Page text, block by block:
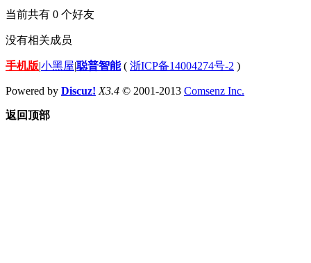
当前共有 0 个好友
没有相关成员
手机版|小黑屋|聪普智能( 浙ICP备14004274号-2 )
Powered by Discuz! X3.4 © 2001-2013 Comsenz Inc.
返回顶部